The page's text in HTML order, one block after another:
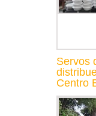
Servos
Centro